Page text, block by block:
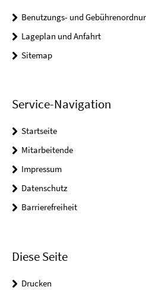
Benutzungs- und
Lageplan und Anfahrt
Sitemap
Service-Navigation
Startseite
Mitarbeitende
Impressum
Datenschutz
Barrierefreiheit
Diese Seite
Drucken